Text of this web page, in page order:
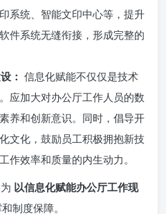
系统、智能文印中心等，提升
件系统无缝衔接，形成完整的
： 信息化赋能不仅仅是技术
应加大对办公厅工作人员的数
养和创新意识。同时，倡导开
文化，鼓励员工积极拥抱新技
作效率和质量的内生动力。
以信息化赋能办公厅工作现
制度保障。